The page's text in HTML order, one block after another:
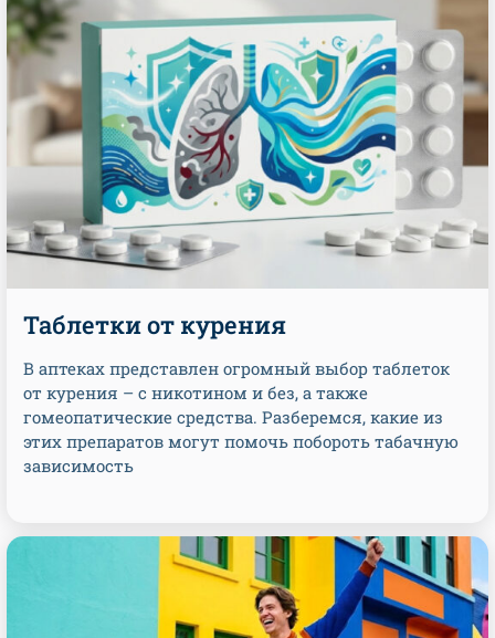
Таблетки от курения
В аптеках представлен огромный выбор таблеток
от курения – с никотином и без, а также
гомеопатические средства. Разберемся, какие из
этих препаратов могут помочь побороть табачную
зависимость